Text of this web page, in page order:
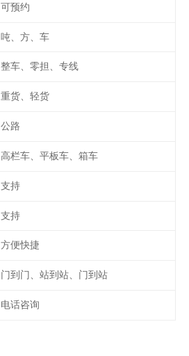
可预约
吨、方、车
整车、零担、专线
重货、轻货
公路
高栏车、平板车、箱车
支持
支持
方便快捷
门到门、站到站、门到站
电话咨询